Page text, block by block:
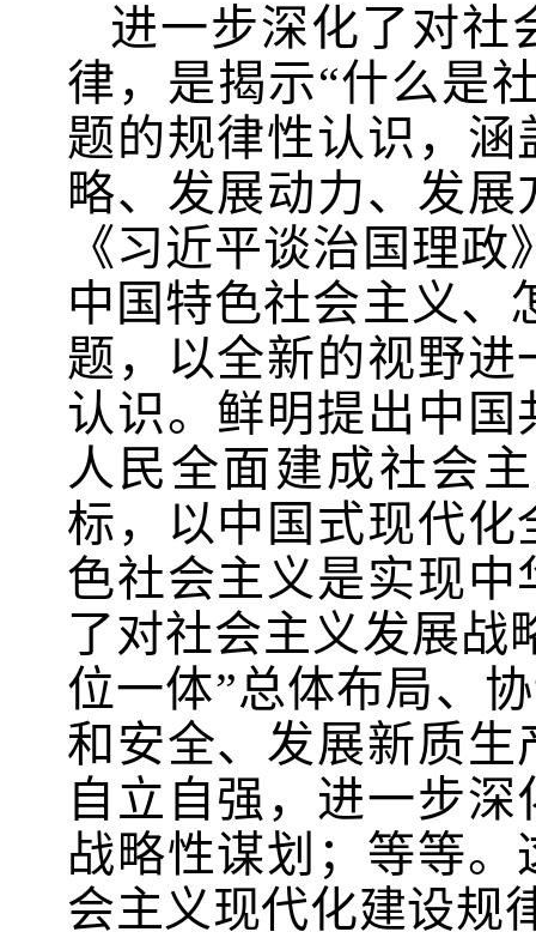
进一步深化了对社
律，是揭示“什么是
题的规律性认识，
略、发展动力、发
《习近平谈治国理
中国特色社会主义、
题，以全新的视野
认识。鲜明提出中
人民全面建成社会
标，以中国式现代
色社会主义是实现
了对社会主义发展战
位一体”总体布局、
和安全、发展新质
自立自强，进一步
战略性谋划；等等
会主义现代化建设规